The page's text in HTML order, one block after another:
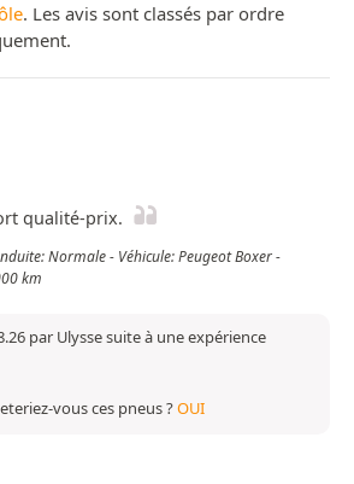
. Les avis sont classés par ordre
qualité-prix.
Normale - Véhicule: Peugeot Boxer -
km
par Ulysse suite à une expérience
vous ces pneus ?OUI